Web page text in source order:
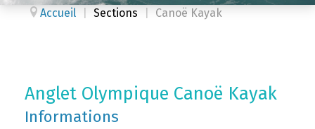
Accueil Sections Canoë Kayak
Anglet Olympique Canoë Kayak
Informations